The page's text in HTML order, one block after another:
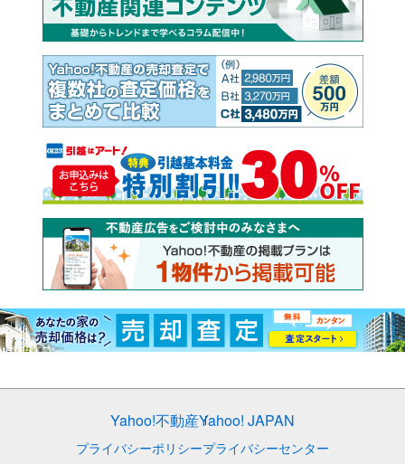
Yahoo!不動産Yahoo! JAPAN
プライバシーポリシープライバシーセンター